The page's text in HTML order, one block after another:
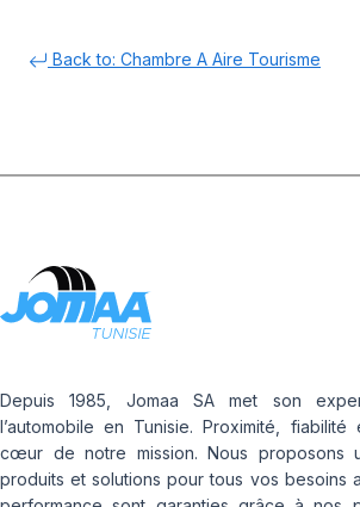
Back to: Chambre A Aire Tourisme
Depuis 1985, Jomaa SA met son
l’automobile en Tunisie. Proximité,
cœur de notre mission. Nous proposons
produits et solutions pour tous vos besoins